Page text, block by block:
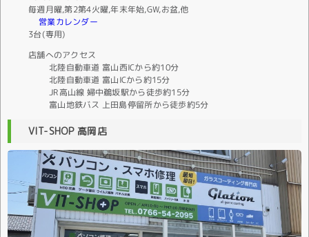
毎週月曜,第2第4火曜,年末年始,GW,お盆,他
営業カレンダー
3台(専用)
店舗へのアクセス
北陸自動車道 富山西ICから約10分
北陸自動車道 富山ICから約15分
JR高山線 婦中鵜坂駅から徒歩約15分
富山地鉄バス 上田島停留所から徒歩約5分
VIT-SHOP 高岡店